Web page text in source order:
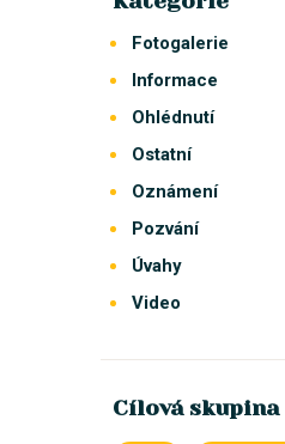
Fotogalerie
Informace
Ohlédnutí
Ostatní
Oznámení
Pozvání
Úvahy
Video
Cílová skupina